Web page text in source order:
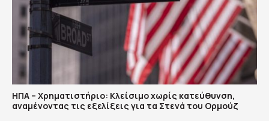
ΗΠΑ – Χρηματιστήριο: Κλείσιμο χωρίς κατεύθυνση,
αναμένοντας τις εξελίξεις για τα Στενά του Ορμούζ